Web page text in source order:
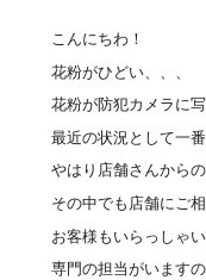
こんにちわ！
花粉がひどい、、、
花粉が防犯カメラに
最近の状況として一
やはり店舗さんから
その中でも店舗にご
お客様もいらっしゃい
専門の担当がいます